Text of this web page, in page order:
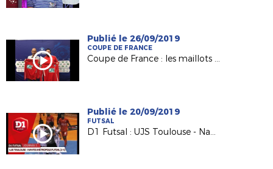
Publié le 26/09/2019
COUPE DE FRANCE
Coupe de France : les maillots et le 4e tour pour nos Petits Poucets !
Publié le 20/09/2019
FUTSAL
D1 Futsal : UJS Toulouse - Nantes Métropole Futsal (2-5)